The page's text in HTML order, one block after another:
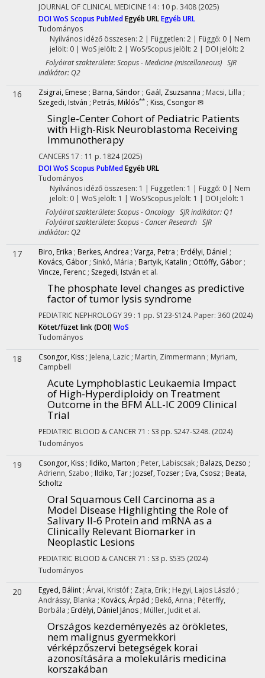
JOURNAL OF CLINICAL MEDICINE 14: 10 p. 3408 (2025)
DOIWoS Scopus PubMedEgyéb URLEgyéb URL
Tudományos
Nyilvános idéző összesen: 2| Független: 2 | Függő: 0 | Nem
jelölt: 0 | WoS jelölt: 2 | WoS/Scopus jelölt: 2 | DOI jelölt: 2
Folyóirat szakterülete: Scopus - Medicine (miscellaneous) SJR
indikátor: Q2
16 Zsigrai, Emese ; Barna, Sándor ; Gaál, Zsuzsanna ; Macsi, Lilla ;
Szegedi, István ; Petrás, Miklós** ; Kiss, Csongor ✉
Single-Center Cohort of Pediatric Patients
with High-Risk Neuroblastoma Receiving
Immunotherapy
CANCERS 17 : 11 p. 1824(2025)
DOIWoS Scopus PubMedEgyéb URL
Tudományos
Nyilvános idéző összesen: 1 | Független: 1 | Függő: 0 | Nem
jelölt: 0 | WoS jelölt: 1 | WoS/Scopus jelölt: 1 | DOI jelölt: 1
Folyóirat szakterülete: Scopus - Oncology SJR indikátor: Q1
Folyóirat szakterülete: Scopus - Cancer Research SJR
indikátor: Q2
17 Biro, Erika ; Berkes, Andrea ; Varga, Petra ; Erdélyi, Dániel ;
Kovács, Gábor ; Sinkó, Mária ; Bartyik, Katalin ; Ottóffy, Gábor ;
Vincze, Ferenc ; Szegedi, István et al.
The phosphate level changes as predictive
factor of tumor lysis syndrome
PEDIATRIC NEPHROLOGY39 : 1 pp. S123-S124. Paper: 360 (2024)
Kötet/füzet link (DOI)WoS
Tudományos
18 Csongor, Kiss ; Jelena, Lazic ; Martin, Zimmermann ; Myriam,
Campbell
Acute Lymphoblastic Leukaemia Impact
of High-Hyperdiploidy on Treatment
Outcome in the BFM ALL-IC 2009 Clinical
Trial
PEDIATRIC BLOOD & CANCER71 : S3 pp. S247-S248. (2024)
Tudományos
19 Csongor, Kiss ; Ildiko, Marton ; Peter, Labiscsak ; Balazs, Dezso ;
Adrienn, Szabo ; Ildiko, Tar ; Jozsef, Tozser ; Eva, Csosz ; Beata,
Scholtz
Oral Squamous Cell Carcinoma as a
Model Disease Highlighting the Role of
Salivary Il-6 Protein and mRNA as a
Clinically Relevant Biomarker in
Neoplastic Lesions
PEDIATRIC BLOOD & CANCER71 : S3 p. S535 (2024)
Tudományos
20 Egyed, Bálint ; Árvai, Kristóf ; Zajta, Erik ; Hegyi, Lajos László ;
Andrássy, Blanka ; Kovács, Árpád ; Bekő, Anna ; Péterffy,
Borbála ; Erdélyi, Dániel János ; Müller, Judit et al.
Országos kezdeményezés az örökletes,
nem malignus gyermekkori
vérképzőszervi betegségek korai
azonosítására a molekuláris medicina
korszakában